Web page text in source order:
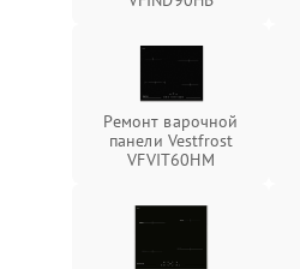
Ремонт варочной
панели Vestfrost
VFVIT60HM